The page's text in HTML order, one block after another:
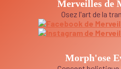
Merveilles de
Osez l'art de la
Morph'ose